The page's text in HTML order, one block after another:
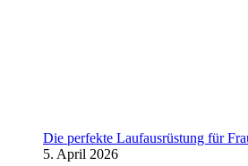
Die perfekte Laufausrüstung für
5. April 2026